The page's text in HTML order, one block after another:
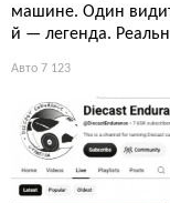
машине. Один видит
й — легенда.
Авто 7 123